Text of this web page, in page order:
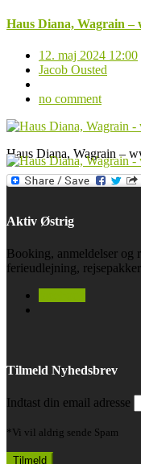
Haus Diana, Wagrain
12. maj 2024 12:00
Jacob Ousted
no comment
Haus Diana, Wagrain –
Aktiv Østrig
Booking, anmeldelser og
ferieudlejning,
Tilmeld Nyhedsbrev
Indtast din email adresse
*Vi vil aldrig sende Spam